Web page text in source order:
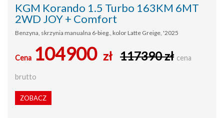
KGM Korando 1.5 Turbo 163KM 6MT
2WD JOY + Comfort
Benzyna, skrzynia manualna 6-bieg., kolor Latte Greige, '2025
Cena 104900 zł 117390 zł cena
brutto
ZOBACZ